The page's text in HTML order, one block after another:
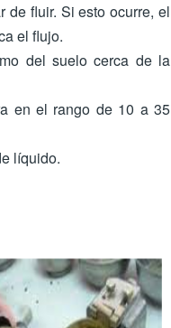
fluir. Si esto ocurre, el
el flujo.
del suelo cerca de la
en el rango de 10 a 35
líquido.